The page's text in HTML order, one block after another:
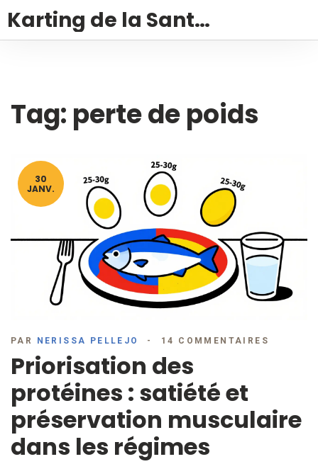
Karting de la Santé – Montalivet
Tag: perte de poids
30
JANV.
PAR NERISSA PELLEJO 14 COMMENTAIRES
Priorisation des
protéines : satiété et
préservation musculaire
dans les régimes